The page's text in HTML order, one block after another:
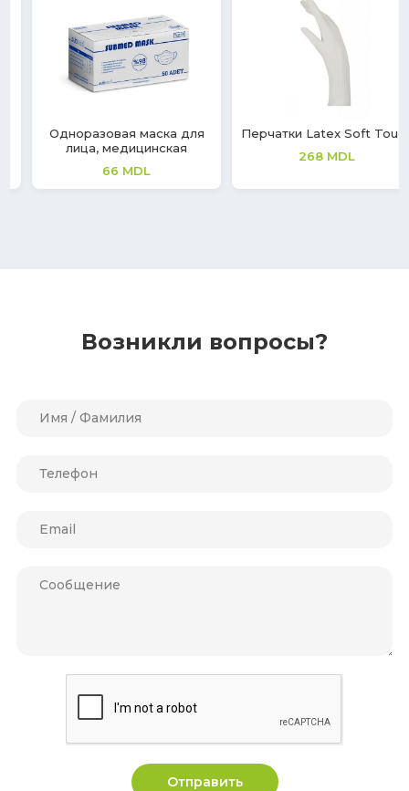
Перчатки Latex Soft Touch
268MDL
Перчатки Synmax V
149MDL
Возникли вопросы?
Отправить